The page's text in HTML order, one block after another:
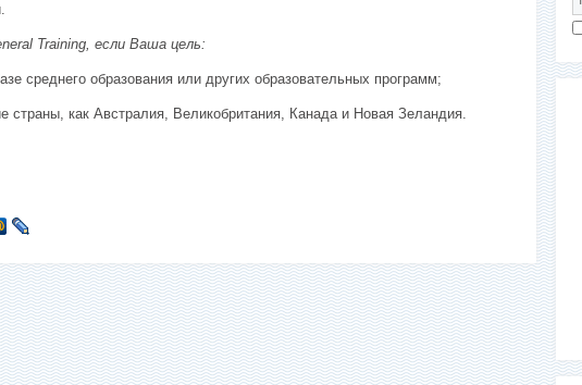
Training, если Ваша цель:
среднего образования или других образовательных программ;
страны, как Австралия, Великобритания, Канада и Новая Зеландия.